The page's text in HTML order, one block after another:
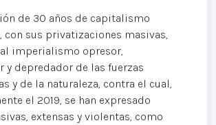
de 30 años de capitalismo
con sus privatizaciones masivas,
imperialismo opresor,
y depredador de las fuerzas
y de la naturaleza, contra el cual,
el 2019, se han expresado
extensas y violentas, como